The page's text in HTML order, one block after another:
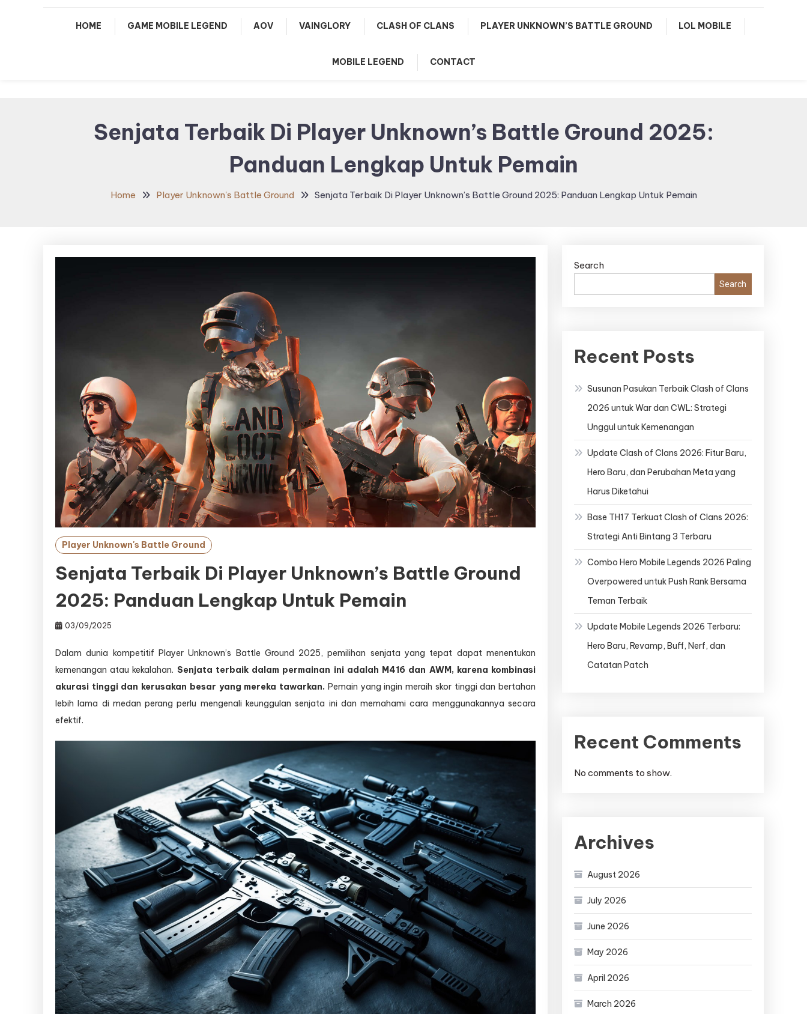
HOME GAME MOBILE LEGEND AOV VAINGLORY CLASH OF CLANS PLAYER UNKNOWN’S BATTLE GROUND LOL MOBILE
MOBILE LEGEND CONTACT
Senjata Terbaik Di Player Unknown’s Battle Ground 2025:
Panduan Lengkap Untuk Pemain
Home Player Unknown's Battle Ground Senjata Terbaik Di Player Unknown’s Battle Ground 2025: Panduan Lengkap Untuk Pemain
Player Unknown's Battle Ground
Senjata Terbaik Di Player Unknown’s Battle Ground
2025: Panduan Lengkap Untuk Pemain
03/09/2025
Dalam dunia kompetitif Player Unknown’s Battle Ground 2025, pemilihan senjata yang tepat dapat menentukan
kemenangan atau kekalahan. Senjata terbaik dalam permainan ini adalah M416 dan AWM, karena kombinasi
akurasi tinggi dan kerusakan besar yang mereka tawarkan. Pemain yang ingin meraih skor tinggi dan bertahan
lebih lama di medan perang perlu mengenali keunggulan senjata ini dan memahami cara menggunakannya secara
efektif.
Search
Search
Recent Posts
Susunan Pasukan Terbaik Clash of Clans
2026 untuk War dan CWL: Strategi
Unggul untuk Kemenangan
Update Clash of Clans 2026: Fitur Baru,
Hero Baru, dan Perubahan Meta yang
Harus Diketahui
Base TH17 Terkuat Clash of Clans 2026:
Strategi Anti Bintang 3 Terbaru
Combo Hero Mobile Legends 2026 Paling
Overpowered untuk Push Rank Bersama
Teman Terbaik
Update Mobile Legends 2026 Terbaru:
Hero Baru, Revamp, Buff, Nerf, dan
Catatan Patch
Recent Comments
No comments to show.
Archives
August 2026
July 2026
June 2026
May 2026
April 2026
March 2026